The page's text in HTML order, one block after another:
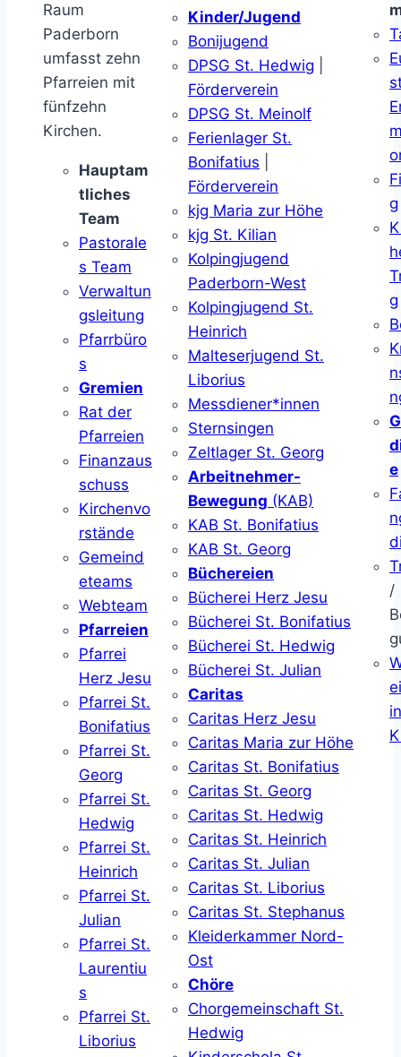
Raum
Paderborn
umfasst zehn
Pfarreien mit
fünfzehn
Kirchen.
Hauptam
tliches
Team
Pastorale
s Team
Verwaltun
gsleitung
Pfarrbüro
s
Gremien
Rat der
Pfarreien
Finanzaus
schuss
Kirchenvo
rstände
Gemeind
eteams
Webteam
Pfarreien
Pfarrei
Herz Jesu
Pfarrei St.
Bonifatius
Pfarrei St.
Georg
Pfarrei St.
Hedwig
Pfarrei St.
Heinrich
Pfarrei St.
Julian
Pfarrei St.
Laurentiu
s
Pfarrei St.
Liborius
Kinder/Jugend
Bonijugend
DPSG St. Hedwig
Förderverein
DPSG St. Meinolf
Ferienlager St.
Bonifatius
Förderverein
kjg Maria zur Höhe
kjg St. Kilian
Kolpingjugend
Paderborn-West
Kolpingjugend St.
Heinrich
Malteserjugend St.
Liborius
Messdiener*innen
Sternsingen
Zeltlager St. Georg
Arbeitnehmer-
Bewegung (KAB)
KAB St. Bonifatius
KAB St. Georg
Büchereien
Bücherei Herz Jesu
Bücherei St. Bonifatius
Bücherei St. Hedwig
Bücherei St. Julian
Caritas
Caritas Herz Jesu
Caritas Maria zur Höhe
Caritas St. Bonifatius
Caritas St. Georg
Caritas St. Hedwig
Caritas St. Heinrich
Caritas St. Julian
Caritas St. Liborius
Caritas St. Stephanus
Kleiderkammer Nord-
Ost
Chöre
Chorgemeinschaft St.
Hedwig
g
g
e
/